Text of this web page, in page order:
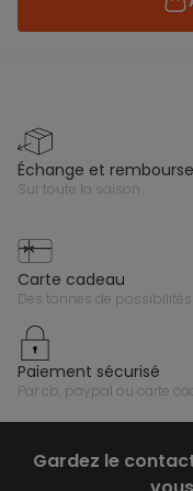
échange et
sur toute la saison
carte cadeau
des tonnes de possibilités
paiement sécurisé
par cb, paypal ou carte
Gardez le